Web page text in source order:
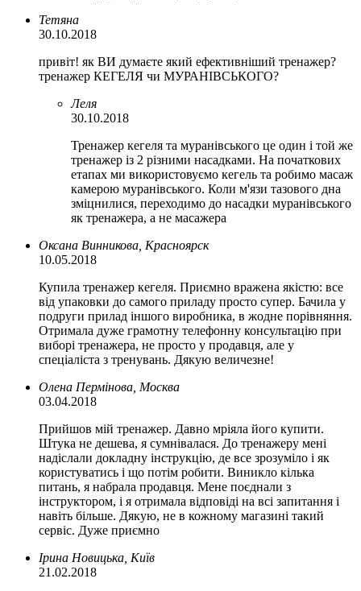
Тетяна
30.10.2018
привіт! як ВИ думаєте який ефективніший тренажер?
тренажер КЕГЕЛЯ чи МУРАНІВСЬКОГО?
Леля
30.10.2018
Тренажер кегеля та муранівського це один і той же
тренажер із 2 різними насадками. На початкових
етапах ми використовуємо кегель та робимо масаж
камерою муранівського. Коли м'язи тазового дна
зміцнилися, переходимо до насадки муранівського
як тренажера, а не масажера
Оксана Винникова, Красноярск
10.05.2018
Купила тренажер кегеля. Приємно вражена якістю: все
від упаковки до самого приладу просто супер. Бачила у
подруги прилад іншого виробника, в жодне порівняння.
Отримала дуже грамотну телефонну консультацію при
виборі тренажера, не просто у продавця, але у
спеціаліста з тренувань. Дякую величезне!
Олена Пермінова, Москва
03.04.2018
Прийшов мій тренажер. Давно мріяла його купити.
Штука не дешева, я сумнівалася. До тренажеру мені
надіслали докладну інструкцію, де все зрозуміло і як
користуватись і що потім робити. Виникло кілька
питань, я набрала продавця. Мене поєднали з
інструктором, і я отримала відповіді на всі запитання і
навіть більше. Дякую, не в кожному магазині такий
сервіс. Дуже приємно
Ірина Новицька, Київ
21.02.2018